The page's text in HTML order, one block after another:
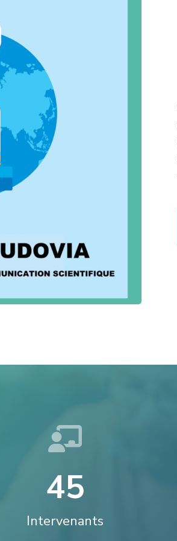
Intervenants
45